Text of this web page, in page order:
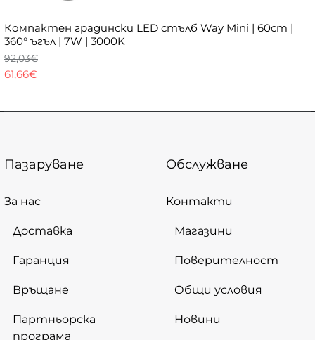
Компактен градински LED стълб Way Mini | 60cm |
360° ъгъл | 7W | 3000K
61,66€
92,03€
Пазаруване
За нас
Доставка
Гаранция
Връщане
Партньорска
програма
Обслужване
Контакти
Магазини
Поверителност
Общи условия
Новини